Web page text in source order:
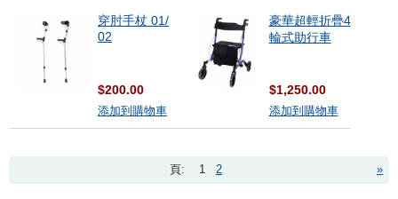
穿肘手杖 01/
02
$200.00
添加到購物車
豪華超輕折疊4
輪式助行車
$1,250.00
添加到購物車
»
頁: 1 2